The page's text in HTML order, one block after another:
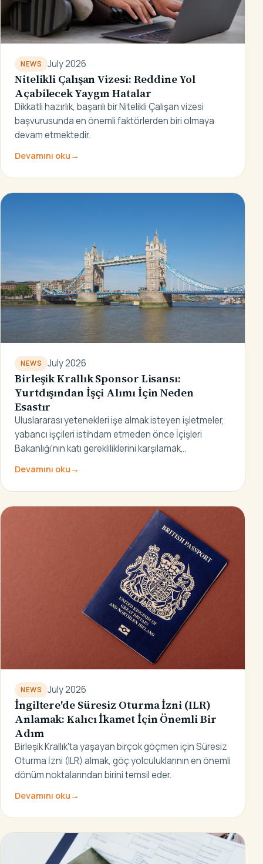
NEWS July 2026
Nitelikli Çalışan Vizesi: Reddine Yol
Açabilecek Yaygın Hatalar
Dikkatli hazırlık, başarılı bir Nitelikli Çalışan vizesi
başvurusunda en önemli faktörlerden biri olmaya
devam etmektedir.
Devamını oku →
NEWS July 2026
Birleşik Krallık Sponsor Lisansı:
Yurtdışından İşçi Alımı İçin Neden
Esastır
Uluslararası yetenekleri işe almak isteyen işletmeler,
yabancı işçileri istihdam etmeden önce İçişleri
Bakanlığı'nın katı gerekliliklerini karşılamak…
Devamını oku →
NEWS July 2026
İngiltere'de Süresiz Oturma İzni (ILR)
Anlamak: Kalıcı İkamet İçin Önemli Bir
Adım
Birleşik Krallık'ta yaşayan birçok göçmen için Süresiz
Oturma İzni (ILR) almak, göç yolculuklarının en önemli
dönüm noktalarından birini temsil eder.
Devamını oku →